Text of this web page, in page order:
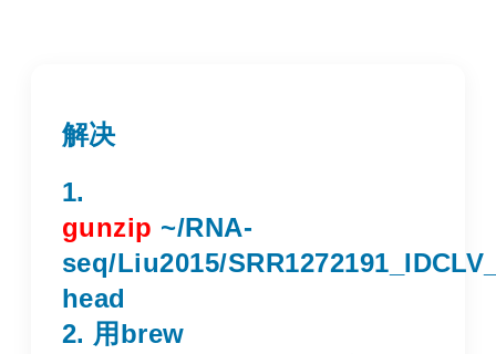
解决
1.
gunzip ~/RNA-
seq/Liu2015/
head
2. 用brew